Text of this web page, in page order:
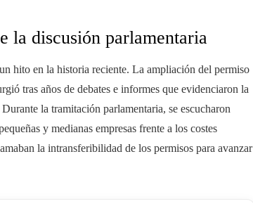
la discusión parlamentaria
hito en la historia reciente. La ampliación del permiso
tras años de debates e informes que evidenciaron la
la tramitación parlamentaria, se escucharon
y medianas empresas frente a los costes
la intransferibilidad de los permisos para avanzar